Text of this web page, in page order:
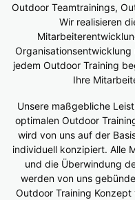
Outdoor Teamtrainings,
Wir realisieren
jedem Outdoor Training
Ihre
Unsere maßgebliche
optimalen Outdoor
wird von uns auf der
individuell konzipiert. Alle
und die Überwindung
werden von uns
Outdoor Training